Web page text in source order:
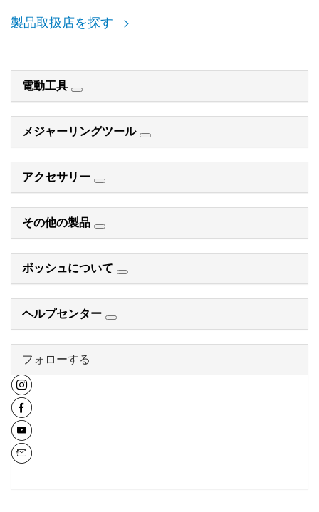
製品取扱店を探す
電動工具
メジャーリングツール
アクセサリー
その他の製品
ボッシュについて
ヘルプセンター
フォローする